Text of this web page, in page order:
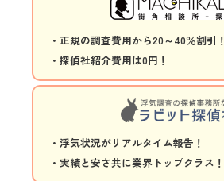
・正規の調査費用から20～40％割引！
・探偵社紹介費用は0円！
・浮気状況がリアルタイム報告！
・実績と安さ共に業界トップクラス！